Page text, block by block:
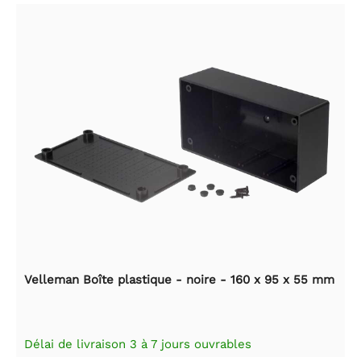
Velleman Boîte plastique - noire - 160 x 95 x 55 mm
Délai de livraison 3 à 7 jours ouvrables